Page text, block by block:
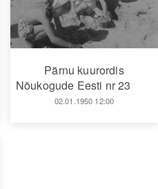
Pärnu kuurordis
Nõukogude Eesti nr 23
02.01.1950 12:00